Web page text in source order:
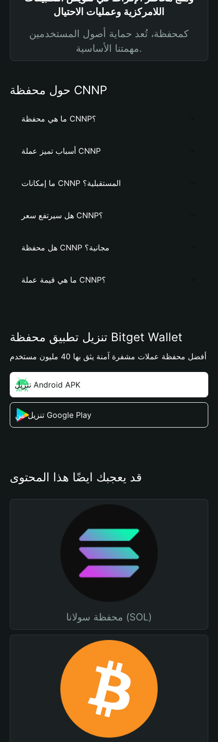
اللامركزية وعمليات الاحتيال
كمحفظة، تُعد حماية أصول المستخدمين
مهمتنا الأساسية.
حول محفظة CNNP
ما هي محفظة CNNP؟
أسباب تميز عملة CNNP
ما إمكانات CNNP المستقبلية؟
هل سيرتفع سعر CNNP؟
هل محفظة CNNP مجانية؟
ما هي قيمة عملة CNNP؟
تنزيل تطبيق محفظة Bitget Wallet
أفضل محفظة عملات مشفرة آمنة يثق بها 40 مليون مستخدم
تنزيل Android APK
تنزيل من Google Play
قد يعجبك أيضًا هذا المحتوى
محفظة سولانا (SOL)